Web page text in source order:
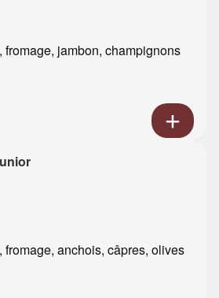
fromage, jambon, champignons
fromage, anchois, câpres, olives